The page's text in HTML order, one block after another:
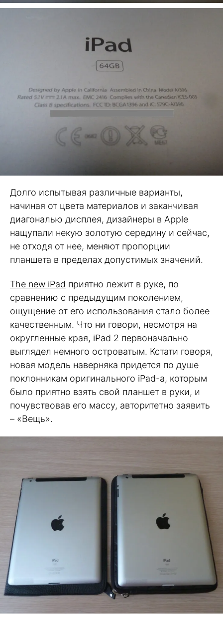
Долго испытывая различные варианты,
начиная от цвета материалов и заканчивая
диагональю дисплея, дизайнеры в Apple
нащупали некую золотую середину и сейчас,
не отходя от нее, меняют пропорции
планшета в пределах допустимых значений.
The new iPad приятно лежит в руке, по
сравнению с предыдущим поколением,
ощущение от его использования стало более
качественным. Что ни говори, несмотря на
округленные края, iPad 2 первоначально
выглядел немного островатым. Кстати говоря,
новая модель наверняка придется по душе
поклонникам оригинального iPad-а, которым
было приятно взять свой планшет в руки, и
почувствовав его массу, авторитетно заявить
– «Вещь».